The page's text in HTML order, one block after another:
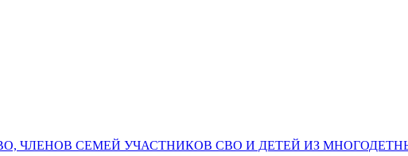
ЧЛЕНОВ СЕМЕЙ УЧАСТНИКОВ СВО И ДЕТЕЙ ИЗ